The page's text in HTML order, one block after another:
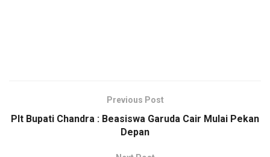
Previous Post
Plt Bupati Chandra : Beasiswa Garuda Cair Mulai Pekan
Depan